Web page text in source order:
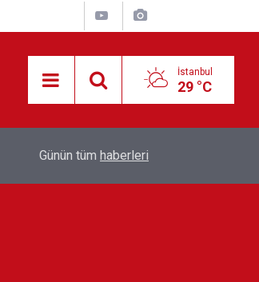
İstanbul
29 °C
kontrol edecek
Günün tüm haberleri